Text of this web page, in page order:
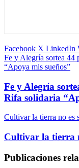
Facebook X LinkedIn
Fe y Alegría sortea 44
“Apoya mis sueños”
Fe y Alegría
Rifa solidaria
Cultivar la tierra no es
Cultivar la tierra
Publicaciones